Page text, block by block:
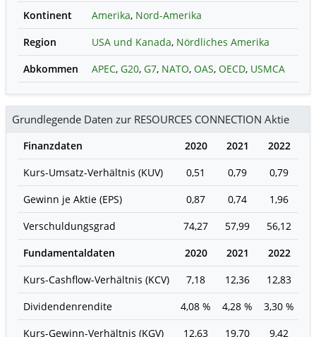
Kontinent
Amerika, Nord-Amerika
Region
USA und Kanada, Nördliches Amerika
Abkommen
APEC, G20, G7, NATO, OAS, OECD, USMCA
Grundlegende Daten zur RESOURCES CONNECTION Aktie
Finanzdaten 2020 2021 2022
Kurs-Umsatz-Verhältnis (KUV)
0,51 0,79 0,79
Gewinn je Aktie (EPS)
0,87 0,74 1,96
Verschuldungsgrad
74,27 57,99 56,12
Fundamentaldaten
2020 2021 2022
Kurs-Cashflow-Verhältnis (KCV)
7,18 12,36 12,83
Dividendenrendite
4,08 % 4,28 % 3,30 %
Kurs-Gewinn-Verhältnis (KGV)
12,63 19,70 9,42